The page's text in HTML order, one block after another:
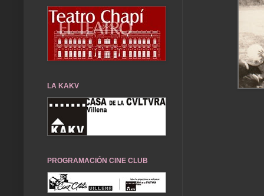
LA KAKV
PROGRAMACIÓN CINE CLUB